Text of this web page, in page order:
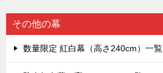
その他の幕
数量限定 紅白幕（高さ240cm）一覧